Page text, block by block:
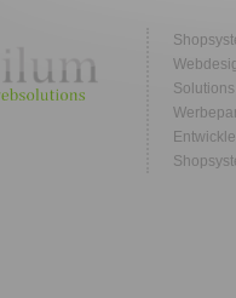
Solutions